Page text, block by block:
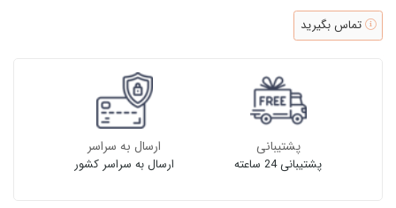
تماس بگیرید
پشتیبانی
پشتیبانی 24 ساعته
ارسال به سراسر
ارسال به سراسر کشور